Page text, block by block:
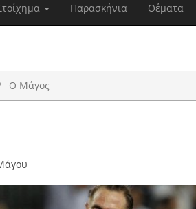
Παρασκήνια Θέματα
Ο Μάγος